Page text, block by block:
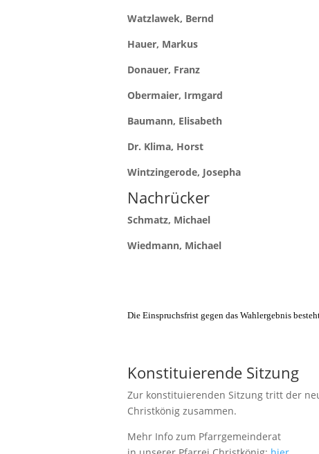
Watzlawek, Bernd
Hauer, Markus
Donauer, Franz
Obermaier, Irmgard
Baumann, Elisabeth
Dr. Klima, Horst
Wintzingerode, Josepha
Nachrücker
Schmatz, Michael
Wiedmann, Michael
Die Einspruchsfrist gegen das Wahlergebnis
Konstituierende Sitzung
Zur konstituierenden Sitzung tritt der
Christkönig zusammen.
Mehr Info zum Pfarrgemeinderat